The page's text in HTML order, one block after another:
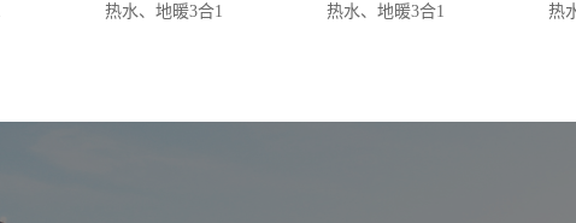
热水、地暖3合1
热水、地暖3合1
热